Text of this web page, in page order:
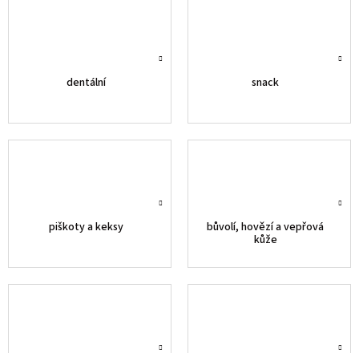
dentální snack
piškoty a keksy
bůvolí, hovězí a vepřová
kůže